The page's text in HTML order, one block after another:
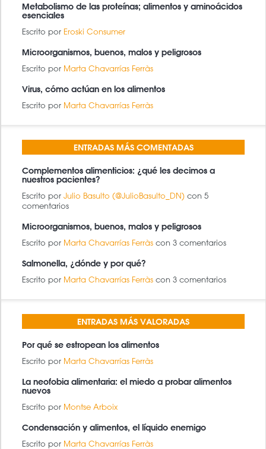
Metabolismo de las proteínas; alimentos y aminoácidos
esenciales
Escrito por Eroski Consumer
Microorganismos, buenos, malos y peligrosos
Escrito por Marta Chavarrías Ferràs
Virus, cómo actúan en los alimentos
Escrito por Marta Chavarrías Ferràs
ENTRADAS MÁS COMENTADAS
Complementos alimenticios: ¿qué les decimos a
nuestros pacientes?
Escrito por Julio Basulto (@JulioBasulto_DN) con 5
comentarios
Microorganismos, buenos, malos y peligrosos
Escrito por Marta Chavarrías Ferràs con 3 comentarios
Salmonella, ¿dónde y por qué?
Escrito por Marta Chavarrías Ferràs con 3 comentarios
ENTRADAS MÁS VALORADAS
Por qué se estropean los alimentos
Escrito por Marta Chavarrías Ferràs
La neofobia alimentaria: el miedo a probar alimentos
nuevos
Escrito por Montse Arboix
Condensación y alimentos, el líquido enemigo
Escrito por Marta Chavarrías Ferràs